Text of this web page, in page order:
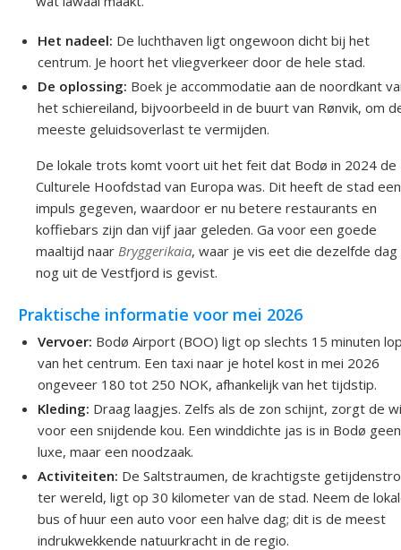
Het nadeel: De luchthaven ligt ongewoon dicht bij het
centrum. Je hoort het vliegverkeer door de hele stad.
De oplossing: Boek je accommodatie aan de noordkant
het schiereiland, bijvoorbeeld in de buurt van Rønvik, om
meeste geluidsoverlast te vermijden.
De lokale trots komt voort uit het feit dat Bodø in 2024 de
Culturele Hoofdstad van Europa was. Dit heeft de stad een
impuls gegeven, waardoor er nu betere restaurants en
koffiebars zijn dan vijf jaar geleden. Ga voor een goede
maaltijd naar Bryggerikaia, waar je vis eet die dezelfde dag
nog uit de Vestfjord is gevist.
Praktische informatie voor mei 2026
Vervoer: Bodø Airport (BOO) ligt op slechts 15 minuten
van het centrum. Een taxi naar je hotel kost in mei 2026
ongeveer 180 tot 250 NOK, afhankelijk van het tijdstip.
Kleding: Draag laagjes. Zelfs als de zon schijnt, zorgt de
voor een snijdende kou. Een winddichte jas is in Bodø geen
luxe, maar een noodzaak.
Activiteiten: De Saltstraumen, de krachtigste
ter wereld, ligt op 30 kilometer van de stad. Neem de
bus of huur een auto voor een halve dag; dit is de meest
indrukwekkende natuurkracht in de regio.